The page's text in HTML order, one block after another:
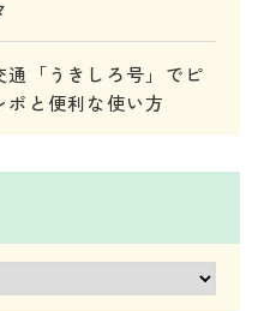
通「うきしろ号」でピ
ポと便利な使い方